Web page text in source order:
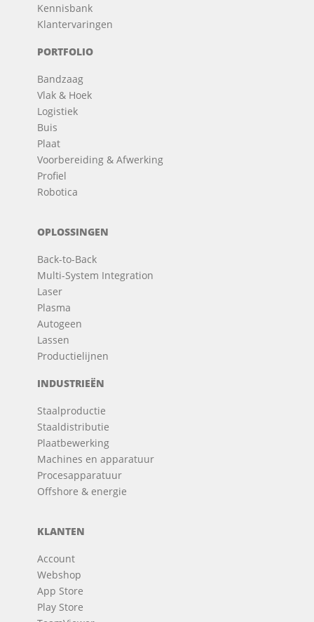
Kennisbank
Klantervaringen
PORTFOLIO
Bandzaag
Vlak & Hoek
Logistiek
Buis
Plaat
Voorbereiding & Afwerking
Profiel
Robotica
OPLOSSINGEN
Back-to-Back
Multi-System Integration
Laser
Plasma
Autogeen
Lassen
Productielijnen
INDUSTRIEËN
Staalproductie
Staaldistributie
Plaatbewerking
Machines en apparatuur
Procesapparatuur
Offshore & energie
KLANTEN
Account
Webshop
App Store
Play Store